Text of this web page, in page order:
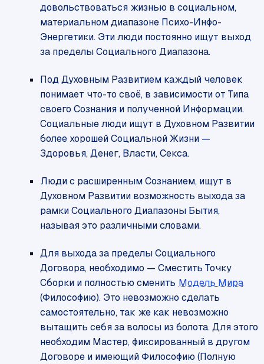
довольствоваться жизнью в социальном,
материальном диапазоне Психо-Инфо-
Энергетики. Эти люди постоянно ищут выход
за пределы Социального Диапазона.
Под Духовным Развитием каждый человек
понимает что-то своё, в зависимости от Типа
своего Сознания и полученной Информации.
Социальные люди ищут в Духовном Развитии
более хорошей Социальной Жизни —
Здоровья, Денег, Власти, Секса.
Люди с расширенным Сознанием, ищут в
Духовном Развитии возможность выхода за
рамки Социального Диапазоны Бытия,
называя это различными словами.
Для выхода за пределы Социального
Договора, необходимо — Сместить Точку
Сборки и полностью сменить Модель Мира
(Философию). Это невозможно сделать
самостоятельно, так же как невозможно
вытащить себя за волосы из болота. Для этого
необходим Мастер, фиксированный в другом
Договоре и имеющий Философию (Полную